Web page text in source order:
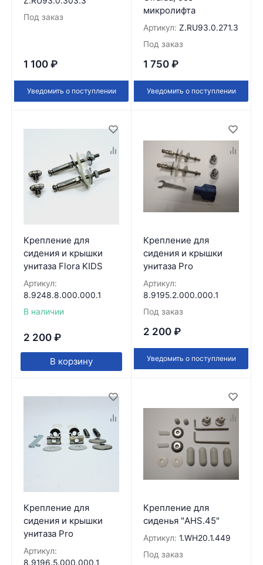
Под заказ
1 100 ₽
Уведомить о поступлении
микролифта
Артикул: Z.RU93.0.271.3
Под заказ
1 750 ₽
Уведомить о поступлении
Крепление для
сидения и крышки
унитаза Flora KIDS
Артикул:
8.9248.8.000.000.1
В наличии
2 200 ₽
В корзину
Крепление для
сидения и крышки
унитаза Pro
Артикул:
8.9195.2.000.000.1
Под заказ
2 200 ₽
Уведомить о поступлении
Крепление для
сидения и крышки
унитаза Pro
Артикул:
8.9196.5.000.000.1
Крепление для
сиденья "AHS.45"
Артикул: 1.WH20.1.449
Под заказ